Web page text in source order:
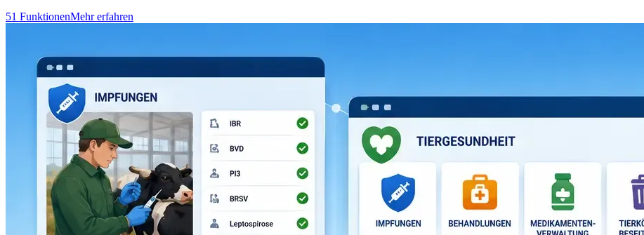
51 FunktionenMehr erfahren